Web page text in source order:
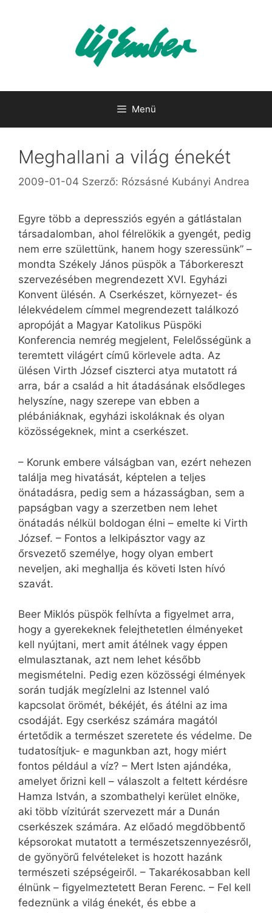
Menü
Meghallani a világ énekét
2009-01-04 Szerző: Rózsásné Kubányi Andrea
Egyre több a depressziós egyén a gátlástalan
társadalomban, ahol félrelökik a gyengét, pedig
nem erre születtünk, hanem hogy szeressünk” –
mondta Székely János püspök a Táborkereszt
szervezésében megrendezett XVI. Egyházi
Konvent ülésén. A Cserkészet, környezet- és
lélekvédelem címmel megrendezett találkozó
apropóját a Magyar Katolikus Püspöki
Konferencia nemrég megjelent, Felelősségünk a
teremtett világért című körlevele adta. Az
ülésen Virth József ciszterci atya mutatott rá
arra, bár a család a hit átadásának elsődleges
helyszíne, nagy szerepe van ebben a
plébániáknak, egyházi iskoláknak és olyan
közösségeknek, mint a cserkészet.
– Korunk embere válságban van, ezért nehezen
találja meg hivatását, képtelen a teljes
önátadásra, pedig sem a házasságban, sem a
papságban vagy a szerzetben nem lehet
önátadás nélkül boldogan élni – emelte ki Virth
József. – Fontos a lelkipásztor vagy az
őrsvezető személye, hogy olyan embert
neveljen, aki meghallja és követi Isten hívó
szavát.
Beer Miklós püspök felhívta a figyelmet arra,
hogy a gyerekeknek felejthetetlen élményeket
kell nyújtani, mert amit átélnek vagy éppen
elmulasztanak, azt nem lehet később
megismételni. Pedig ezen közösségi élmények
során tudják megízlelni az Istennel való
kapcsolat örömét, békéjét, és átélni az ima
csodáját. Egy cserkész számára magától
értetődik a természet szeretete és védelme. De
tudatosítjuk- e magunkban azt, hogy miért
fontos például a víz? – Mert Isten ajándéka,
amelyet őrizni kell – válaszolt a feltett kérdésre
Hamza István, a szombathelyi kerület elnöke,
aki több vízitúrát szervezett már a Dunán
cserkészek számára. Az előadó megdöbbentő
képsorokat mutatott a természetszennyezésről,
de gyönyörű felvételeket is hozott hazánk
természeti szépségeiről. – Takarékosabban kell
élnünk – figyelmeztetett Beran Ferenc. – Fel kell
fedeznünk a világ énekét, és ebbe a